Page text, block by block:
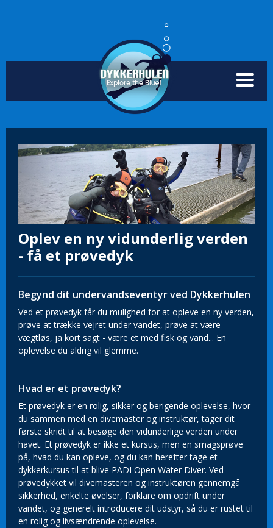
Oplev en ny vidunderlig verden
- få et prøvedyk
Begynd dit undervandseventyr ved Dykkerhulen
Ved et prøvedyk får du mulighed for at opleve en ny verden,
prøve at trække vejret under vandet, prøve at være
vægtløs, ja kort sagt - være et med fisk og vand... En
oplevelse du aldrig vil glemme.
Hvad er et prøvedyk?
Et prøvedyk er en rolig, sikker og berigende oplevelse, hvor
du sammen med en divemaster og instruktør, tager dit
første skridt til at besøge den vidunderlige verden under
havet. Et prøvedyk er ikke et kursus, men en smagsprøve
på, hvad du kan opleve, og du kan herefter tage et
dykkerkursus til at blive PADI Open Water Diver. Ved
prøvedykket vil divemasteren og instruktøren gennemgå
sikkerhed, enkelte øvelser, forklare om opdrift under
vandet, og generelt introducere dit udstyr, så du er rustet til
en rolig og livsændrende oplevelse.